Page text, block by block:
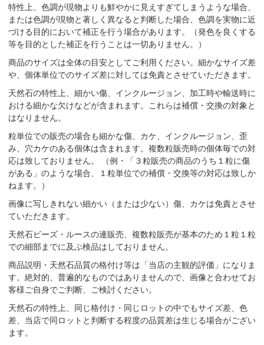
特性上、色調が現物よりも鮮やかに見えすぎてしまうような場合、
または色調が現物と著しく異なると判断した場合、色調を実物に近
づける目的において補正を行う場合があります。（発色を良くする
等を目的とした補正を行うことは一切ありません。）
商品のサイズは全体の目安としてご利用ください。細かなサイズ差
や、個体単位でのサイズ差に対しては免責とさせていただきます。
天然石の特性上、細かい傷、インクルージョン、加工時や輸送時に
おける細かな欠けなどが含まれます。これらは補償・交換の対象と
はなりません。
粒単位での販売の場合も細かな傷、カケ、インクルージョン、歪
み、穴カケのある個体は含まれます。複数粒販売時の個体毎での対
応は致しておりません。 （例・「３粒販売の商品のうち１粒に傷
がある」のような場合、１粒単位での補償・交換等の対応は致しか
ねます。）
画像に写しきれない細かい（または少ない）傷、カケは免責とさせ
ていただきます。
天然石ビーズ・ルースの連販売、複数粒販売が基本のため１粒１粒
での細部までに及ぶ検品はしておりません。
商品説明・天然石品質の格付け等は「当店の主観的評価」になりま
す。絶対的、普遍的なものではありませんので、画像と合わせてお
客様ご自身でご判断、ご検討ください。
天然石の特性上、同じ格付け・同じロットの中でもサイズ差、色
差、当店で同ロットと判断する程度の品質差は生じる場合がござい
ます。